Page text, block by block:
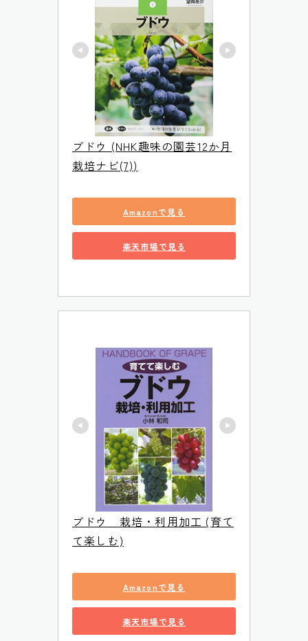
ブドウ (NHK趣味の園芸12か月
栽培ナビ(7))
Amazonで見る
楽天市場で見る
ブドウ　栽培・利用加工 (育て
て楽しむ)
Amazonで見る
楽天市場で見る